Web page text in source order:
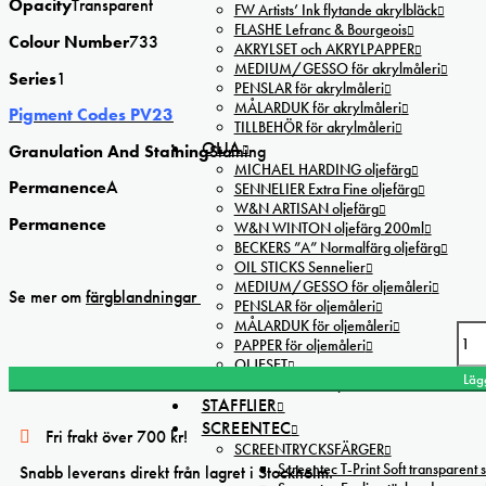
FW Artists’ Ink flytande akrylbläck
FLASHE Lefranc & Bourgeois
AKRYLSET och AKRYLPAPPER
MEDIUM/GESSO för akrylmåleri
PENSLAR för akrylmåleri
MÅLARDUK för akrylmåleri
TILLBEHÖR för akrylmåleri
OLJA
MICHAEL HARDING oljefärg
SENNELIER Extra Fine oljefärg
W&N ARTISAN oljefärg
W&N WINTON oljefärg 200ml
BECKERS ”A” Normalfärg oljefärg
OIL STICKS Sennelier
MEDIUM/GESSO för oljemåleri
PENSLAR för oljemåleri
MÅLARDUK för oljemåleri
PAPPER för oljemåleri
OLJESET
STAFFLIER
SCREENTEC
SCREENTRYCKSFÄRGER
Screentec T-Print Soft transparent
OpacityTransparent
Colour Number733
Series1
Pigment Codes PV23
Granulation And StainingStaining
PermanenceA
Permanence
Se mer omfärgblandningar
Winsor&Newton Winsor violett Professional watercolor mängd
Fri frakt över 700 kr!
Snabb leverans direkt från lagret i Stockholm.